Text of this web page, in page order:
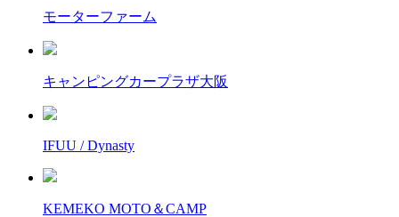
モーターファーム
キャンピングカープラザ大阪
IFUU / Dynasty
KEMEKO MOTO＆CAMP